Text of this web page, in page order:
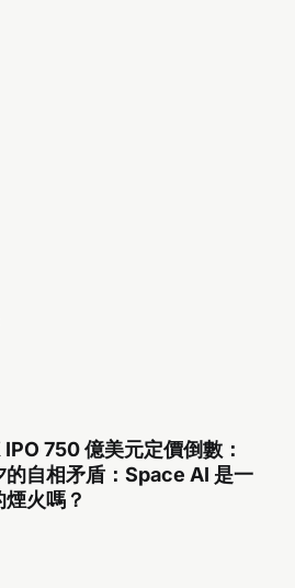
750 億美元定價倒數：
的自相矛盾：Space AI 是一
火嗎？